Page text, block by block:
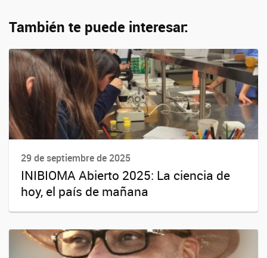
También te puede interesar:
29 de septiembre de 2025
INIBIOMA Abierto 2025: La ciencia de
hoy, el país de mañana